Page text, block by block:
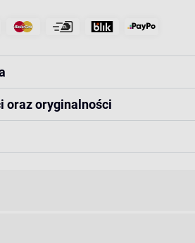
oraz oryginalności